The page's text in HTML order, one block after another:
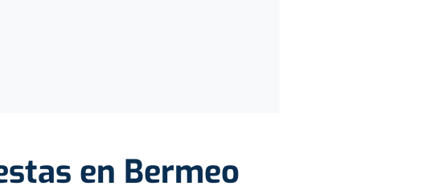
en Bermeo